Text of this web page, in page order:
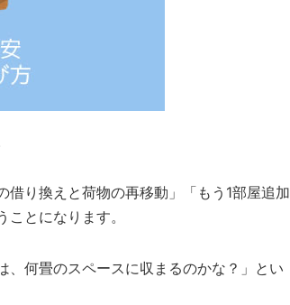
り換えと荷物の再移動」「もう1部屋追加
とになります。
、何畳のスペースに収まるのかな？」とい